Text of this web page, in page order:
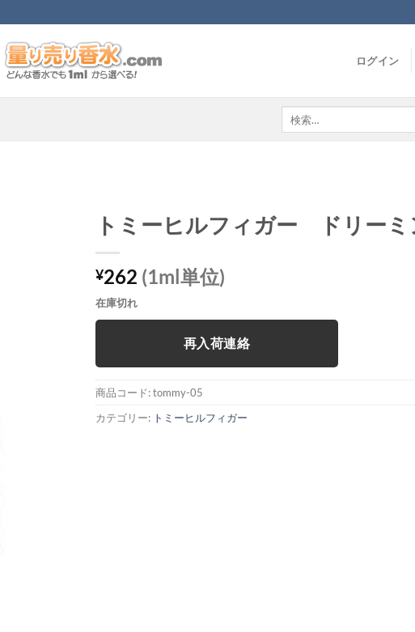
ログイン
トミーヒルフィガー ドリーミ
¥262 (1ml単位)
在庫切れ
再入荷連絡
商品コード:tommy-05
カテゴリー: トミーヒルフィガー